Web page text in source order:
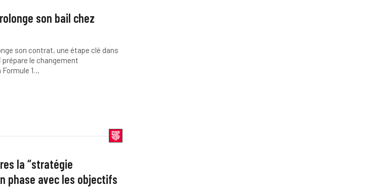
son bail chez
son contrat, une étape clé dans
prépare le changement
Formule 1…
la “stratégie
phase avec les objectifs